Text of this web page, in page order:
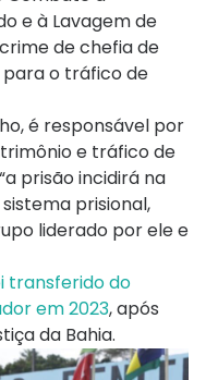
e à Lavagem de
de chefia de
o tráfico de
é responsável por
e tráfico de
prisão incidirá na
prisional,
liderado por ele e
transferido do
em 2023, após
da Bahia.